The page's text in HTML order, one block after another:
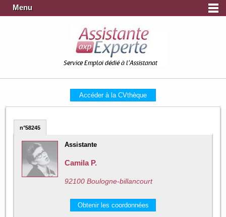
Menu
Service Emploi dédié à l'Assistanat
Accéder à la CVthèque
n°58245
Assistante
Camila P.
92100 Boulogne-billancourt
Obtenir les coordonnées